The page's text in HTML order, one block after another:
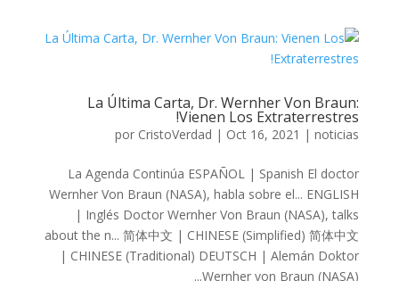
La Última Carta, Dr. Wernher Von Braun:
Vienen Los Extraterrestres!
por CristoVerdad | Oct 16, 2021 |noticias
La Agenda Continúa ESPAÑOL | Spanish El doctor
Wernher Von Braun (NASA), habla sobre el... ENGLISH
| Inglés Doctor Wernher Von Braun (NASA), talks
about the n... 简体中文 | CHINESE (Simplified) 简体中文
| CHINESE (Traditional) DEUTSCH | Alemán Doktor
Wernher von Braun (NASA)...